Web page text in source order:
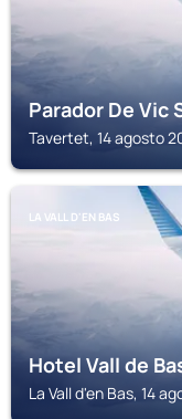
Parador De Vic
Tavertet, 14 agosto
LA VALL D'EN BAS
Hotel Vall de
La Vall d'en Bas, 14